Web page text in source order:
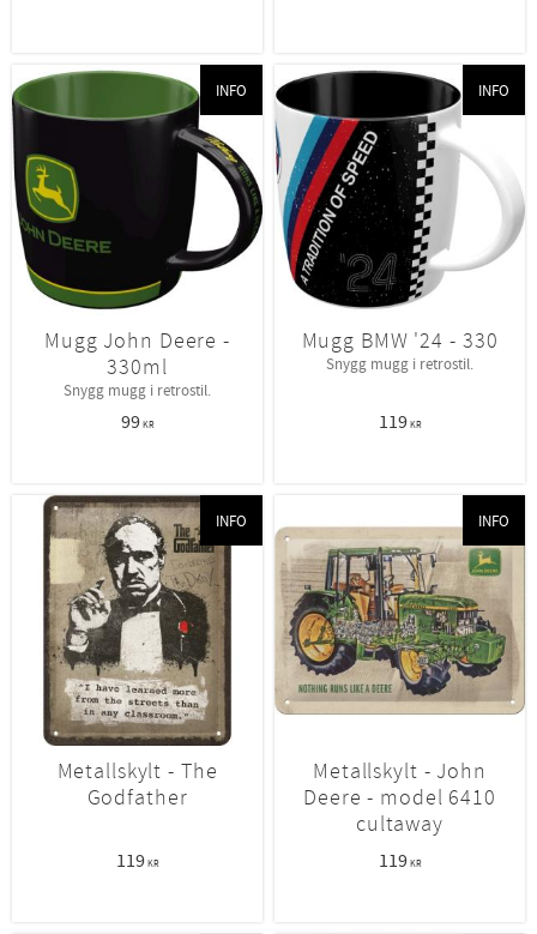
Mugg John Deere -
330ml
Snygg mugg i retrostil.
99KR
INFO
Mugg BMW '24 - 330
Snygg mugg i retrostil.
119KR
INFO
Metallskylt - The
Godfather
119KR
INFO
Metallskylt - John
Deere - model 6410
cultaway
119KR
INFO